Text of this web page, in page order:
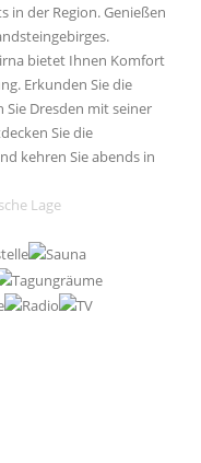
in der Region. Genießen
bietet Ihnen Komfort
Erkunden Sie die
Dresden mit seiner
Sie die
kehren Sie abends in
Lage